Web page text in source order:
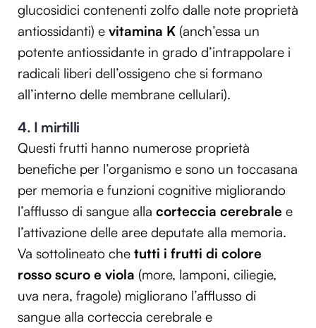
glucosidici contenenti zolfo dalle note proprietà
antiossidanti) e vitamina K (anch’essa un
potente antiossidante in grado d’intrappolare i
radicali liberi dell’ossigeno che si formano
all’interno delle membrane cellulari).
4. I mirtilli
Questi frutti hanno numerose proprietà
benefiche per l’organismo e sono un toccasana
per memoria e funzioni cognitive migliorando
l’afflusso di sangue alla corteccia cerebrale e
l’attivazione delle aree deputate alla memoria.
Va sottolineato che tutti i frutti di colore
rosso scuro e viola (more, lamponi, ciliegie,
uva nera, fragole) migliorano l’afflusso di
sangue alla corteccia cerebrale e